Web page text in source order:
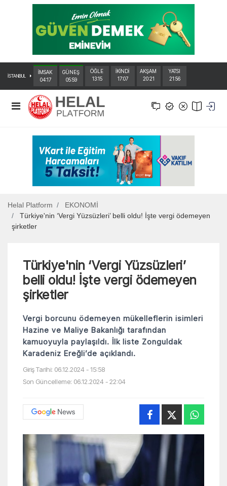
İSTANBUL
İMSAK
04:17
GÜNEŞ
05:59
ÖĞLE
13:15
İKİNDİ
17:07
AKŞAM
20:21
YATSI
21:56
Helal Platform
EKONOMİ
Türkiye'nin ‘Vergi Yüzsüzleri’ belli oldu! İşte vergi ödemeyen
şirketler
Türkiye'nin ‘Vergi Yüzsüzleri’
belli oldu! İşte vergi ödemeyen
şirketler
Vergi borcunu ödemeyen mükelleflerin isimleri
Hazine ve Maliye Bakanlığı tarafından
kamuoyuyla paylaşıldı. İlk liste Zonguldak
Karadeniz Ereğli’de açıklandı.
Giriş Tarihi: 06.12.2024 - 15:58
Son Güncelleme: 06.12.2024 - 22:04